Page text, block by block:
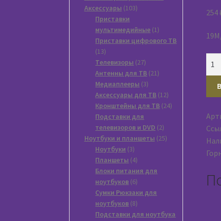
254
A-
FFL2
Аксессуары 103103
Приставки
мультимедийные 11
товар
Приставки цифрового ТВ
1313
товаров
Tелевизоры 2727
товаров
Антенны для ТВ 2121
Медиаплееры 33
товара
Аксессуары для ТВ 1212
товаров
Кронштейны для ТВ 2424
Подставки для
телевизоров и DVD 22
товара
Ноутбуки и планшеты 2525
Ноутбуки 33
товара
Планшеты 44
товара
Блоки питания для
ноутбуков 66
товаров
Сумки Рюкзаки для
ноутбуков 88
товаров
Подставки для ноутбука